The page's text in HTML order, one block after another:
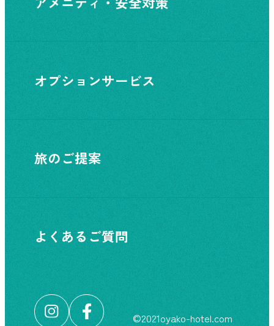
オプションサービス
旅のご提案
よくあるご質問
©︎2021oyako-hotel.com